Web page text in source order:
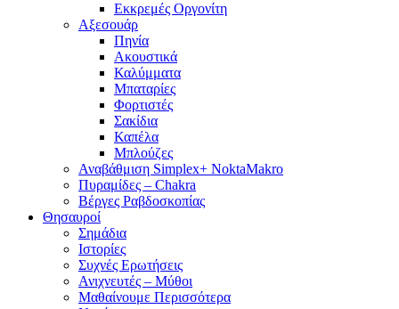
Εκκρεμές Οργονίτη
Αξεσουάρ
Πηνία
Ακουστικά
Καλύμματα
Μπαταρίες
Φορτιστές
Σακίδια
Καπέλα
Μπλούζες
Αναβάθμιση Simplex+ NoktaMakro
Πυραμίδες – Chakra
Βέργες Ραβδοσκοπίας
Θησαυροί
Σημάδια
Ιστορίες
Συχνές Ερωτήσεις
Ανιχνευτές – Μύθοι
Μαθαίνουμε Περισσότερα